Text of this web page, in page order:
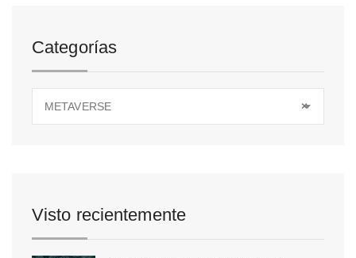
Categorías
×
METAVERSE
Visto recientemente